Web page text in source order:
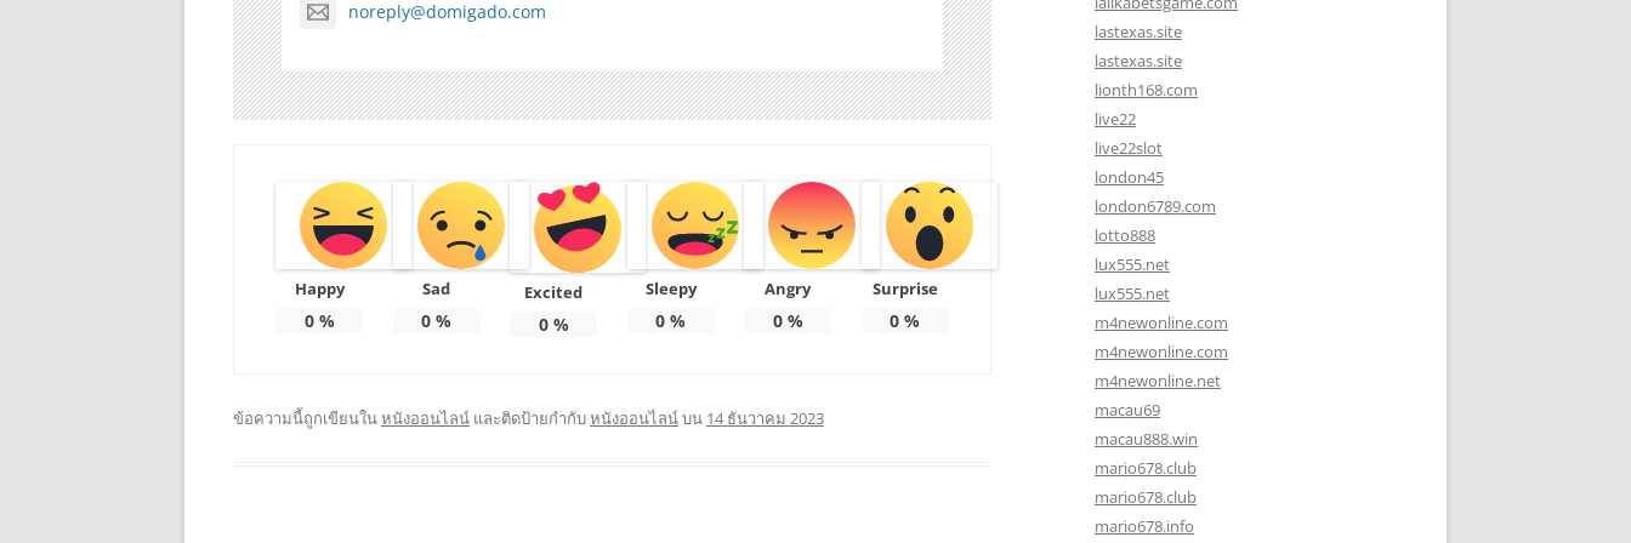
noreply@domigado.com
Happy
0%
Sad
0 %
Excited
0%
Sleepy
0 %
Angry
0%
Surprise
0 %
ข้อความนี้ถูกเขียนในหนังออนไลน์ และติดป้ายกำกับหนังออนไลน์บน 14 ธันวาคม 2023
lastexas.site
lastexas.site
lionth168.com
live22
live22slot
london45
london6789.com
lotto888
lux555.net
lux555.net
m4newonline.com
m4newonline.com
m4newonline.net
macau69
macau888.win
mario678.club
mario678.club
mario678.info